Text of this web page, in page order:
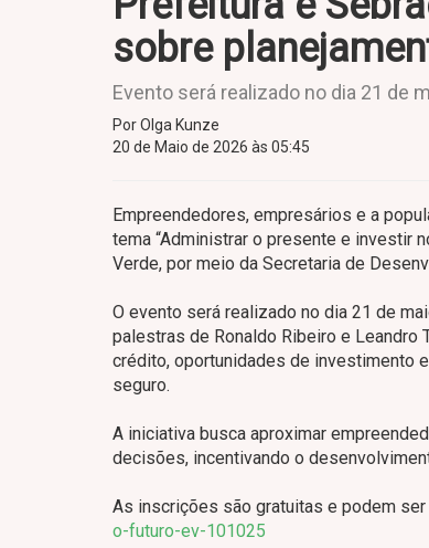
sobre
Evento será realizado no dia 21 de
Por Olga Kunze
20 de Maio de 2026 às 05:45
Empreendedores, empresários e a
tema “Administrar o presente e investir
Verde, por meio da Secretaria de
O evento será realizado no dia 21 de
palestras de Ronaldo Ribeiro e Leandro
crédito, oportunidades de investimento
seguro.
A iniciativa busca aproximar
decisões, incentivando o
As inscrições são gratuitas e podem
o-futuro-ev-101025